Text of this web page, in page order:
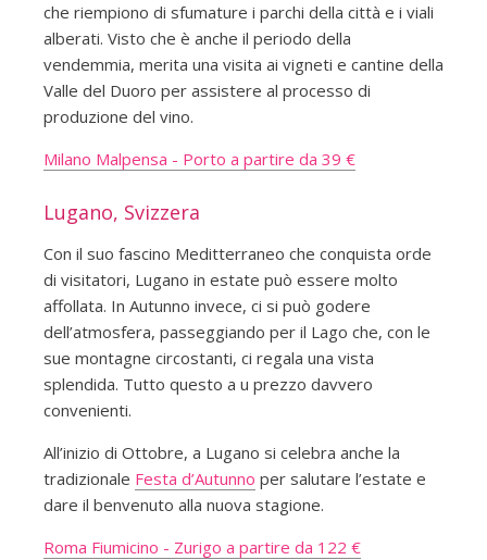
che riempiono di sfumature i parchi della città e i viali
alberati. Visto che è anche il periodo della
vendemmia, merita una visita ai vigneti e cantine della
Valle del Duoro per assistere al processo di
produzione del vino.
Milano Malpensa - Porto a partire da 39 €
Lugano, Svizzera
Con il suo fascino Meditterraneo che conquista orde
di visitatori, Lugano in estate può essere molto
affollata. In Autunno invece, ci si può godere
dell’atmosfera, passeggiando per il Lago che, con le
sue montagne circostanti, ci regala una vista
splendida. Tutto questo a u prezzo davvero
convenienti.
All’inizio di Ottobre, a Lugano si celebra anche la
tradizionale Festa d’Autunno per salutare l’estate e
dare il benvenuto alla nuova stagione.
Roma Fiumicino - Zurigo a partire da 122 €